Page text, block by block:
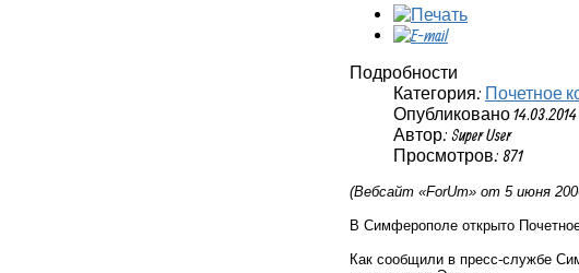
Подробности
Категория: Почетное
Опубликовано 14.03.2014
Автор: Super User
Просмотров: 871
(Вебсайт «ForUm» от 5 июня
В Симферополе открыто
Как сообщили в пресс-службе